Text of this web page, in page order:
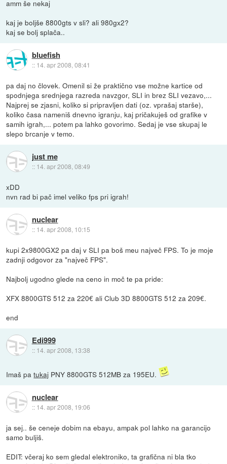
amm še nekaj
kaj je boljše 8800gts v sli? ali 980gx2?
kaj se bolj splača..
bluefish
:: 14. apr 2008, 08:41
pa daj no človek. Omenil si že praktično vse možne kartice od
spodnjega srednjega razreda navzgor, SLI in brez SLI vezavo,...
Najprej se zjasni, koliko si pripravljen dati (oz. vprašaj starše),
koliko časa nameniš dnevno igranju, kaj pričakuješ od grafike v
samih igrah,... potem pa lahko govorimo. Sedaj je vse skupaj le
slepo brcanje v temo.
just me
:: 14. apr 2008, 08:49
xDD
nvn rad bi pač imel veliko fps pri igrah!
nuclear
:: 14. apr 2008, 10:15
kupi 2x9800GX2 pa daj v SLI pa boš meu največ FPS. To je moje
zadnji odgovor za "največ FPS".
Najbolj ugodno glede na ceno in moč te pa pride:
XFX 8800GTS 512 za 220€ ali Club 3D 8800GTS 512 za 209€.
end
Edi999
:: 14. apr 2008, 13:38
Imaš patukaj PNY 8800GTS 512MB za 195EU.
nuclear
:: 14. apr 2008, 19:06
ja sej.. še ceneje dobim na ebayu, ampak pol lahko na garancijo
samo buljiš.
EDIT: včeraj ko sem gledal elektroniko, ta grafična ni bla tko